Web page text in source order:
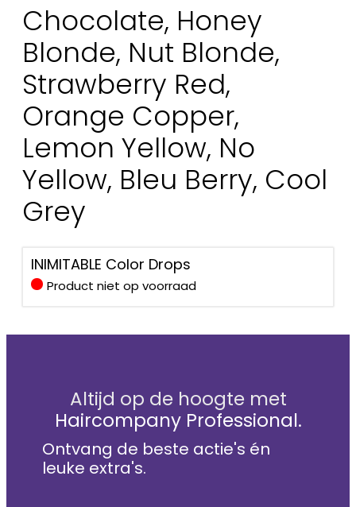
Chocolate, Honey
Blonde, Nut Blonde,
Strawberry Red,
Orange Copper,
Lemon Yellow, No
Yellow, Bleu Berry, Cool
Grey
INIMITABLE Color Drops
Product niet op voorraad
Altijd op de hoogte met
Haircompany Professional.
Ontvang de beste actie's én
leuke extra's.